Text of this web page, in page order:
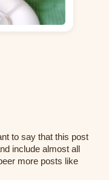
to say that this post
include almost all
more posts like